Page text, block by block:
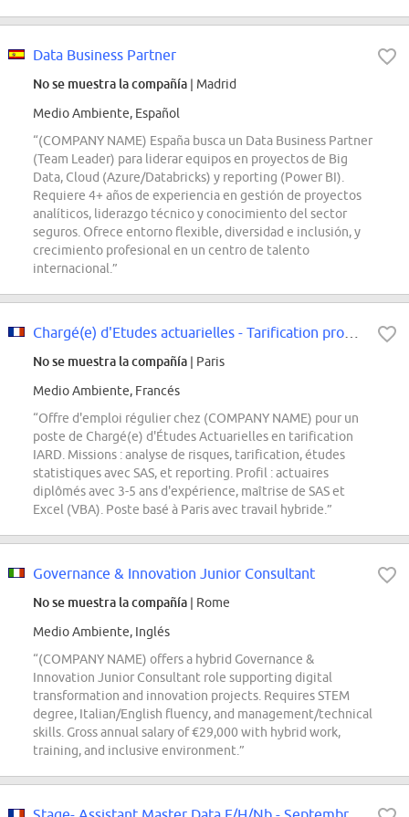
Data Business Partner
No se muestra la compañía | Madrid
Medio Ambiente, Español
“(COMPANY NAME) España busca un Data Business Partner
(Team Leader) para liderar equipos en proyectos de Big
Data, Cloud (Azure/Databricks) y reporting (Power BI).
Requiere 4+ años de experiencia en gestión de proyectos
analíticos, liderazgo técnico y conocimiento del sector
seguros. Ofrece entorno flexible, diversidad e inclusión, y
crecimiento profesional en un centro de talento
internacional.”
No se muestra la compañía | Paris
Medio Ambiente, Francés
“Offre d'emploi régulier chez (COMPANY NAME) pour un
poste de Chargé(e) d'Études Actuarielles en tarification
IARD. Missions : analyse de risques, tarification, études
statistiques avec SAS, et reporting. Profil : actuaires
diplômés avec 3-5 ans d'expérience, maîtrise de SAS et
Excel (VBA). Poste basé à Paris avec travail hybride.”
Governance & Innovation Junior Consultant
No se muestra la compañía | Rome
Medio Ambiente, Inglés
“(COMPANY NAME) offers a hybrid Governance &
Innovation Junior Consultant role supporting digital
transformation and innovation projects. Requires STEM
degree, Italian/English fluency, and management/technical
skills. Gross annual salary of €29,000 with hybrid work,
training, and inclusive environment.”